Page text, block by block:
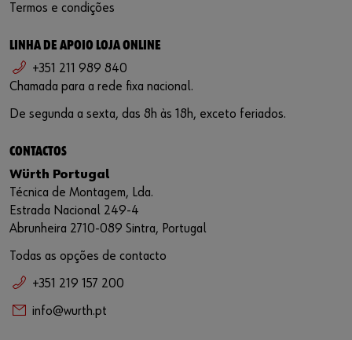
Termos e condições
LINHA DE APOIO LOJA ONLINE
+351 211 989 840
Chamada para a rede fixa nacional.
De segunda a sexta, das 8h às 18h, exceto feriados.
CONTACTOS
Würth Portugal
Técnica de Montagem, Lda.
Estrada Nacional 249-4
Abrunheira 2710-089 Sintra, Portugal
Todas as opções de contacto
+351 219 157 200
info@wurth.pt